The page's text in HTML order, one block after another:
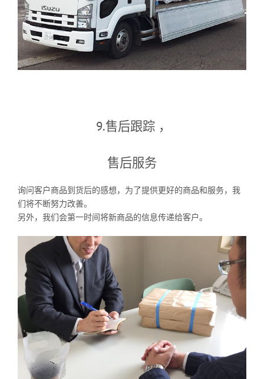
9.售后跟踪 ，
售后服务
询问客户商品到货后的感想，为了提供更好的商品和服务，我
们将不断努力改善。
另外，我们会第一时间将新商品的信息传递给客户。